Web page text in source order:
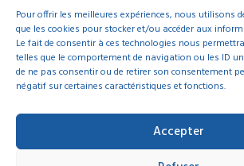
Pour offrir les meilleures expériences, nous utilisons
que les cookies pour stocker et/ou accéder aux
Le fait de consentir à ces technologies nous
telles que le comportement de navigation ou les ID
de ne pas consentir ou de retirer son consentement
négatif sur certaines caractéristiques et fonctions.
Accepter
Index Égalité professionnelle2025
© 2025 La Ligue de l’Enseignement Nouvelle-